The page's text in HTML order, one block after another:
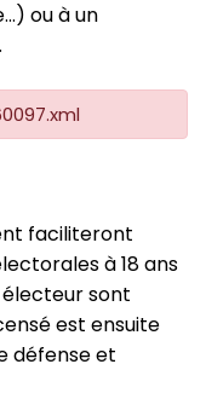
ou à un
faciliteront
à 18 ans
sont
est ensuite
défense et